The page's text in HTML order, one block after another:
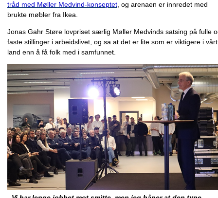
tråd med Møller Medvind-konseptet , og arenaen er innredet med
brukte møbler fra Ikea.
Jonas Gahr Støre lovpriset særlig Møller Medvinds satsing på fulle
faste stillinger i arbeidslivet, og sa at det er lite som er viktigere i vårt
land enn å få folk med i samfunnet.